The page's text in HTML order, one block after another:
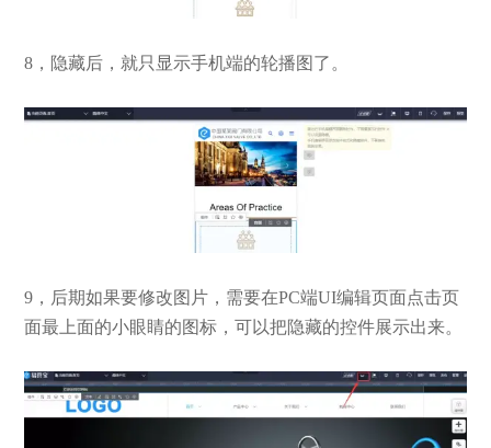
8，隐藏后，就只显示手机端的轮播图了。
9，后期如果要修改图片，需要在PC端UI编辑页面点击页
面最上面的小眼睛的图标，可以把隐藏的控件展示出来。